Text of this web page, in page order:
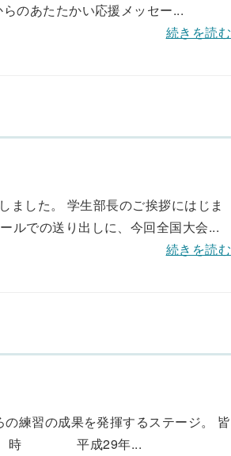
のあたたかい応援メッセー...
続きを読む
ました。 学生部長のご挨拶にはじま
ルでの送り出しに、今回全国大会...
続きを読む
練習の成果を発揮するステージ。 皆
♪ ◇日 時 平成29年...